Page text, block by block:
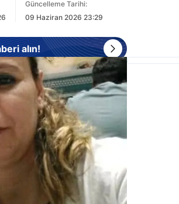
Güncelleme Tarihi:
09 Haziran 2026 23:29
alın!